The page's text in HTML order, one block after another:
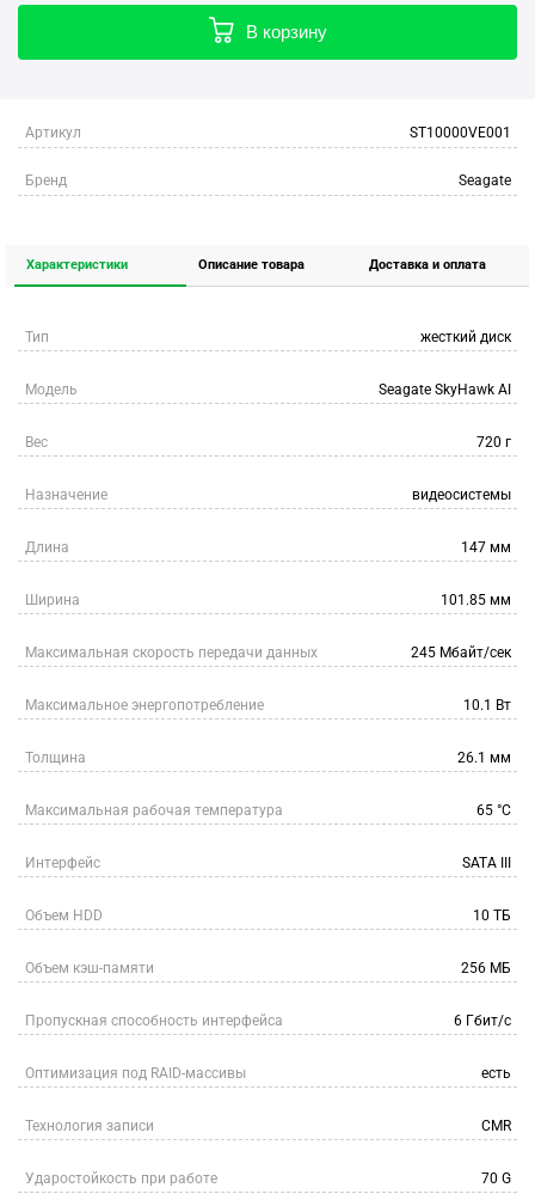
В корзину
Артикул ST10000VE001
Бренд Seagate
Характеристики Описание товара Доставка и оплата
Тип жесткий диск
Модель Seagate SkyHawk AI
Вес 720 г
Назначение видеосистемы
Длина 147 мм
Ширина 101.85 мм
Максимальная скорость передачи данных 245 Мбайт/сек
Максимальное энергопотребление 10.1 Вт
Толщина 26.1 мм
Максимальная рабочая температура 65 °C
Интерфейс SATA III
Объем HDD 10 ТБ
Объем кэш-памяти 256 МБ
Пропускная способность интерфейса 6 Гбит/с
Оптимизация под RAID-массивы есть
Технология записи CMR
Ударостойкость при работе 70 G